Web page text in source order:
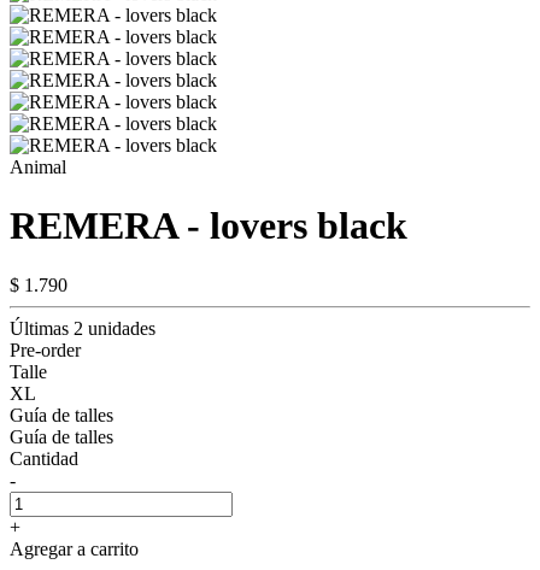
Animal
REMERA - lovers black
$ 1.790
Últimas 2 unidades
Pre-order
Talle
XL
Guía de talles
Guía de talles
Cantidad
-
+
Agregar a carrito